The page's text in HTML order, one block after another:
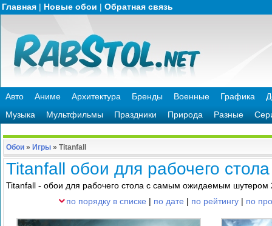
Главная | Новые обои | Обратная связь
Авто Аниме Архитектура Бренды Военные Графика
Музыка
Мультфильмы Праздники Природа Разные
Обои » Игры » Titanfall
Titanfall обои для рабочего стола
Titanfall - обои для рабочего стола с самым ожидаемым шутером
по порядку в списке | по дате | по рейтингу | по